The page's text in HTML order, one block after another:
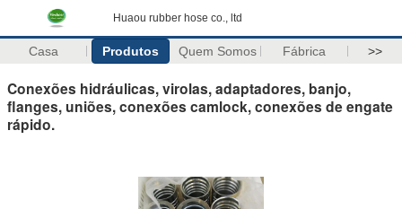
Huaou rubber hose co., ltd
Casa Produtos Quem Somos Fábrica >>
Conexões hidráulicas, virolas, adaptadores, banjo,
flanges, uniões, conexões camlock, conexões de engate
rápido.